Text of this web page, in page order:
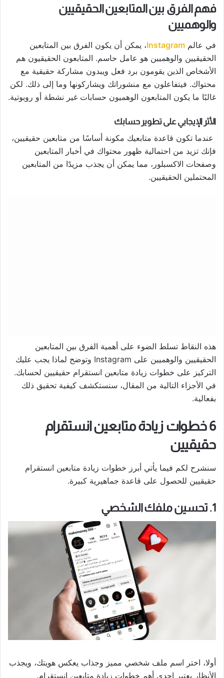
فهم الفرق بين المتابعين الحقيقيين
والوهميين
في عالم Instagram، يمكن أن يكون الفرق بين المتابعين
الحقيقيين والوهميين هو عامل حاسم. المتابعون الحقيقيون هم
الأشخاص الذين يقومون برد فعل ويبدون مشاركة حقيقية مع
محتواك. فيتفاعلون مع منشوراتك ويشاركونها وما إلى ذلك. لكن
غالبًا ما يكون المتابعون الوهميون حسابات غير نشطة أو روبوتية.
الأثر الإيجابي على تطوير حسابك
عندما تكون قاعدة متابعيك مكونة أساسًا من متابعين حقيقيين،
فإنك تزيد من احتمالية ظهور محتواك في أخبار المتابعين
وصفحات الاكسبلور، مما يمكن أن يجذب مزيدًا من المتابعين
المحتملين الحقيقيين.
هذه النقاط تسلط الضوء على أهمية الفرق بين المتابعين
الحقيقيين والوهميين على Instagram وتوضح لماذا يجب عليك
التركيز على خطوات زيادة متابعين انستقرام حقيقيين لحسابك.
في الأجزاء التالية من المقال، سنستكشف كيفية تحقيق ذلك
بفعالية.
6 خطوات زيادة متابعين انستقرام
حقيقيين
سنشرح لكم فيما يأتي أبرز خطوات زيادة متابعين انستقرام
حقيقيين للحصول على قاعدة جماهيرية كبيرة.
1. تحسين ملفك الشخصي
أولا، اختر اسم ملف شخصي مميز وجذاب يعكس هويتك، ويجذب
الأنظار يعتبر إحدى أهم خطوات زيادة متابعين انستقرام.